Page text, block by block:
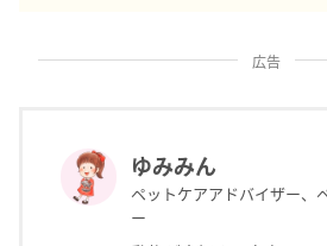
広告
ゆみみん
ペットケアアドバイザー、
ー